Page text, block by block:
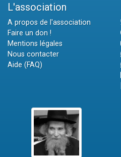
L'association
A propos de l'association
Faire un don !
Mentions légales
Nous contacter
Aide (FAQ)